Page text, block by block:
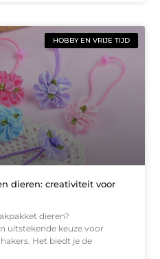
HOBBY EN VRIJE TIJD
dieren: creativiteit voor
dieren?
uitstekende keuze voor
Het biedt je de